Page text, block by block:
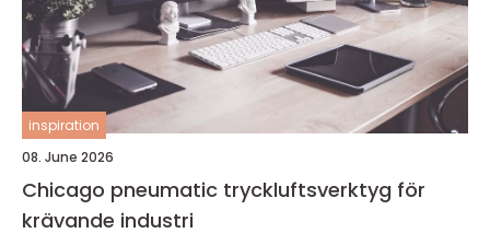
inspiration
08. June 2026
Chicago pneumatic tryckluftsverktyg för
krävande industri